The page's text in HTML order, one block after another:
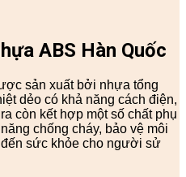
ABS Hàn Quốc
sản xuất bởi nhựa tổng
dẻo có khả năng cách điện,
còn kết hợp một số chất phụ
chống cháy, bảo vệ môi
sức khỏe cho người sử